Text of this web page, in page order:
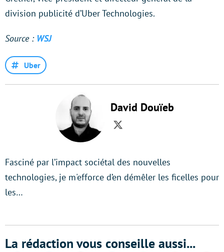
division publicité d’Uber Technologies.
Source : WSJ
Uber
David Douïeb
Twitter
Fasciné par l’impact sociétal des nouvelles
technologies, je m'efforce d’en démêler les ficelles pour
les…
La rédaction vous conseille aussi...